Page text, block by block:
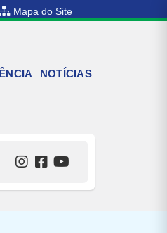
Mapa do Site
NOTÍCIAS